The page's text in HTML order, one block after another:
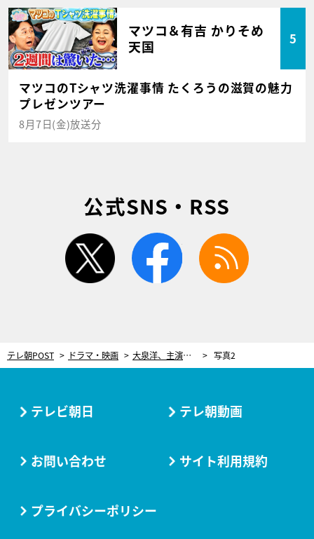
マツコ＆有吉 かりそめ
天国
5
マツコのTシャツ洗濯事情 たくろうの滋賀の魅力
プレゼンツアー
8月7日(金)放送分
公式SNS・RSS
twitter facebook
テレ朝POST ドラマ・映画 大泉洋、主演ドラマ『終りに見た街』撮影終了で両手突き上げる！サプライズには“苦言”も 写真2
テレビ朝日 テレ朝動画
お問い合わせ サイト利用規約
プライバシーポリシー